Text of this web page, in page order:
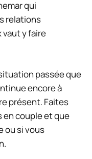
qui
relations
vaut y faire
passée que
encore à
présent. Faites
en couple et que
ou si vous